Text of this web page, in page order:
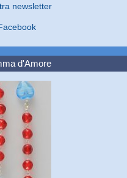
newsletter
d'Amore